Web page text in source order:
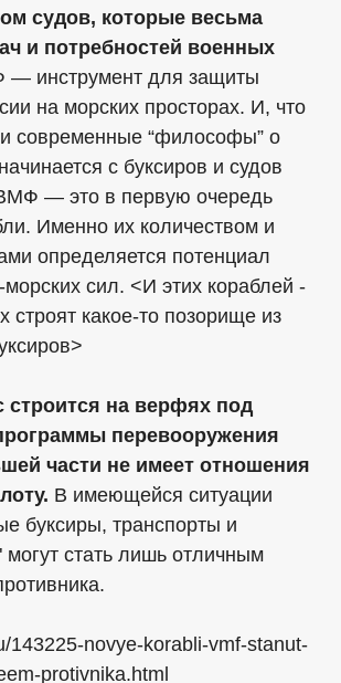
судов, которые весьма
и потребностей военных
инструмент для защиты
на морских просторах. И, что
современные “философы” о
с буксиров и судов
— это в первую очередь
Именно их количеством и
определяется потенциал
сил. <И этих кораблей -
строят какое-то позорище из
строится на верфях под
перевооружения
части не имеет отношения
В имеющейся ситуации
буксиры, транспорты и
стать лишь отличным
143225-novye-korabli-vmf-stanut-
protivnika.html